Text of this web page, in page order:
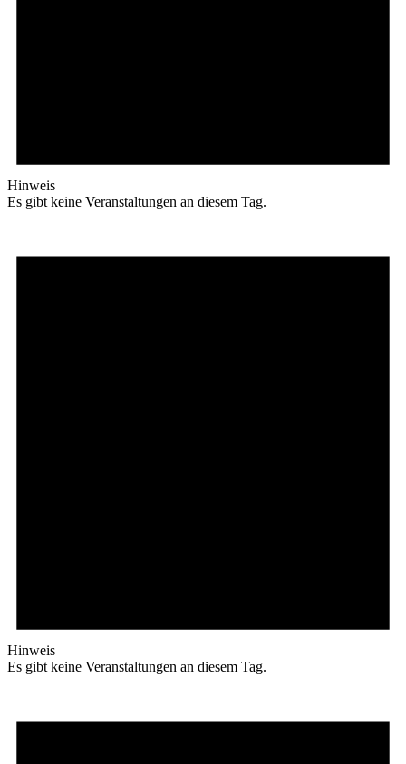
Hinweis
Es gibt keine Veranstaltungen an diesem Tag.
Hinweis
Es gibt keine Veranstaltungen an diesem Tag.